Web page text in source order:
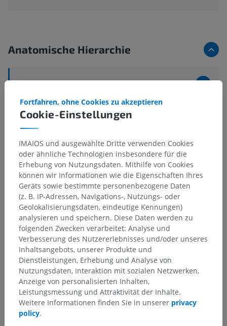
Anatomische Hierarchie
Tieranatomie
Schweif> Halsmuskeln>
Gemeinsame Sehne des Musculus splenius capitis,
Musculus omotransversarius und Longissimus
Darunterliegende Strukturen:
Muskelansätze der gemeinsamen Sehne des Musculus
splenius capitis, Musculus omotransversarius und
Longissimus atlantis
Übersetzungen
Sie haben einen Fehler gefunden?
Sie können gerne eine Berichtigung, Übersetzung oder
inhaltliche Verbesserung vorschlagen.
Cookie-Einstellungen
Fortfahren, ohne Cookies zu akzeptieren
IMAIOS und ausgewählte Dritte verwenden Cookies
oder ähnliche Technologien insbesondere für die
Erhebung von Nutzungsdaten. Mithilfe von Cookies
können wir Informationen wie die Eigenschaften Ihres
Geräts sowie bestimmte personenbezogene Daten
(z. B. IP-Adressen, Navigations-, Nutzungs- oder
Geolokalisierungsdaten, eindeutige Kennungen)
analysieren und speichern. Diese Daten werden zu
folgenden Zwecken verarbeitet: Analyse und
Verbesserung des Nutzererlebnisses und/oder unseres
Inhaltsangebots, unserer Produkte und
Dienstleistungen, Erhebung und Analyse von
Nutzungsdaten, Interaktion mit sozialen Netzwerken,
Anzeige von personalisierten Inhalten,
Leistungsmessung und Attraktivität der Inhalte.
Weitere Informationen finden Sie in unserer privacy
policy.